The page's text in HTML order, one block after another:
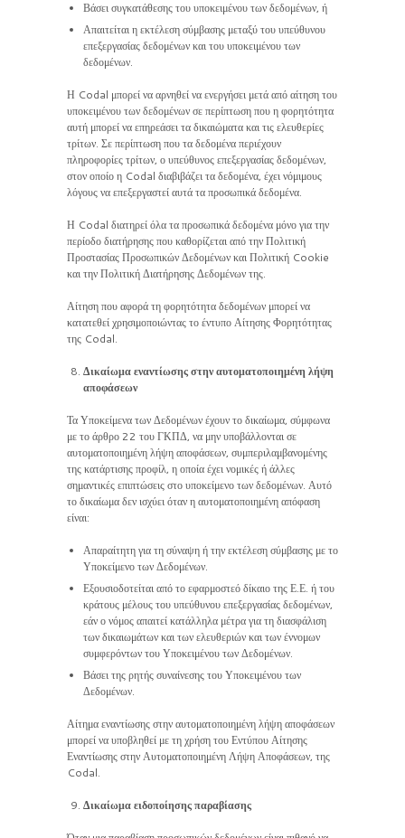
Βάσει συγκατάθεσης του υποκειμένου των δεδομένων, ή
Απαιτείται η εκτέλεση σύμβασης μεταξύ του υπεύθυνου
επεξεργασίας δεδομένων και του υποκειμένου των
δεδομένων.
Η Codal μπορεί να αρνηθεί να ενεργήσει μετά από αίτηση του
υποκειμένου των δεδομένων σε περίπτωση που η φορητότητα
αυτή μπορεί να επηρεάσει τα δικαιώματα και τις ελευθερίες
τρίτων. Σε περίπτωση που τα δεδομένα περιέχουν
πληροφορίες τρίτων, ο υπεύθυνος επεξεργασίας δεδομένων,
στον οποίο η Codal διαβιβάζει τα δεδομένα, έχει νόμιμους
λόγους να επεξεργαστεί αυτά τα προσωπικά δεδομένα.
Η Codal διατηρεί όλα τα προσωπικά δεδομένα μόνο για την
περίοδο διατήρησης που καθορίζεται από την Πολιτική
Προστασίας Προσωπικών Δεδομένων και Πολιτική Cookie
και την Πολιτική Διατήρησης Δεδομένων της.
Αίτηση που αφορά τη φορητότητα δεδομένων μπορεί να
κατατεθεί χρησιμοποιώντας το έντυπο Αίτησης Φορητότητας
της Codal.
Δικαίωμα εναντίωσης στην αυτοματοποιημένη λήψη
αποφάσεων
Τα Υποκείμενα των Δεδομένων έχουν το δικαίωμα, σύμφωνα
με το άρθρο 22 του ΓΚΠΔ, να μην υποβάλλονται σε
αυτοματοποιημένη λήψη αποφάσεων, συμπεριλαμβανομένης
της κατάρτισης προφίλ, η οποία έχει νομικές ή άλλες
σημαντικές επιπτώσεις στο υποκείμενο των δεδομένων. Αυτό
το δικαίωμα δεν ισχύει όταν η αυτοματοποιημένη απόφαση
είναι:
Απαραίτητη για τη σύναψη ή την εκτέλεση σύμβασης με το
Υποκείμενο των Δεδομένων.
Εξουσιοδοτείται από το εφαρμοστεό δίκαιο της Ε.Ε. ή του
κράτους μέλους του υπεύθυνου επεξεργασίας δεδομένων,
εάν ο νόμος απαιτεί κατάλληλα μέτρα για τη διασφάλιση
των δικαιωμάτων και των ελευθεριών και των έννομων
συμφερόντων του Υποκειμένου των Δεδομένων.
Βάσει της ρητής συναίνεσης του Υποκειμένου των
Δεδομένων.
Αίτημα εναντίωσης στην αυτοματοποιημένη λήψη αποφάσεων
μπορεί να υποβληθεί με τη χρήση του Εντύπου Αίτησης
Εναντίωσης στην Αυτοματοποιημένη Λήψη Αποφάσεων, της
Codal.
Δικαίωμα ειδοποίησης παραβίασης